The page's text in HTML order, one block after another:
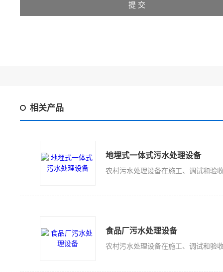
相关产品
地埋式一体式污水处理设备
食品厂污水处理设备